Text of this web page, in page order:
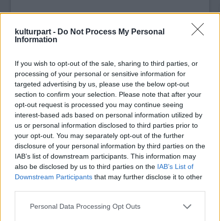
kulturpart - Do Not Process My Personal
Information
If you wish to opt-out of the sale, sharing to third parties, or
processing of your personal or sensitive information for
targeted advertising by us, please use the below opt-out
section to confirm your selection. Please note that after your
opt-out request is processed you may continue seeing
interest-based ads based on personal information utilized by
us or personal information disclosed to third parties prior to
your opt-out. You may separately opt-out of the further
disclosure of your personal information by third parties on the
IAB’s list of downstream participants. This information may
also be disclosed by us to third parties on the IAB’s List of
Downstream Participants that may further disclose it to other
Please note that this website/app uses one or more Google
Personal Data Processing Opt Outs
A miniszterelnök hangsúlyozta: senkitől nem
tűrnek kioktatást, és mindenkitől elvárják,
hogy Magyarországnak és a magyaroknak
A Múzeum körút Astoria felőli oldalán
hangszórókat szereltek fel az oszlopokra, a
Kálvin térnél pedig egy hatalmas kivetítőn
figyelheti a tömeg a miniszterelnök beszédét.
Az utca két oldalán több árus nemzetiszínű
zászlókat, kokárdákat, jelvényeket és
perecet, üdítőt árul. A rendőrség a Múzeum
körutat lezárta, és sok egyenruhás áll a
metrókijáratoknál, valamint az érintett
Több embert is a helyszínen lévő